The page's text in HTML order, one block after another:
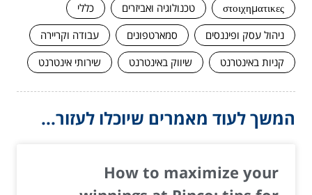
στοιχηματικες
טכנולוגיה ואביזרים
כללי
ניהול עסק ופיננסים
סמארטפונים
עבודה וקריירה
קניות באינטרנט
שיווק באינטרנט שירותי אינטרנט
המשך לעוד מאמרים שיוכלו לעזור...
How to maximize your